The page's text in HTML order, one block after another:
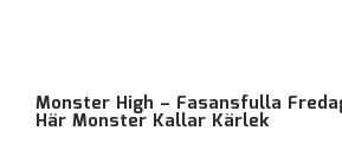
Monster High – Fasansfulla
Här Monster Kallar Kärlek